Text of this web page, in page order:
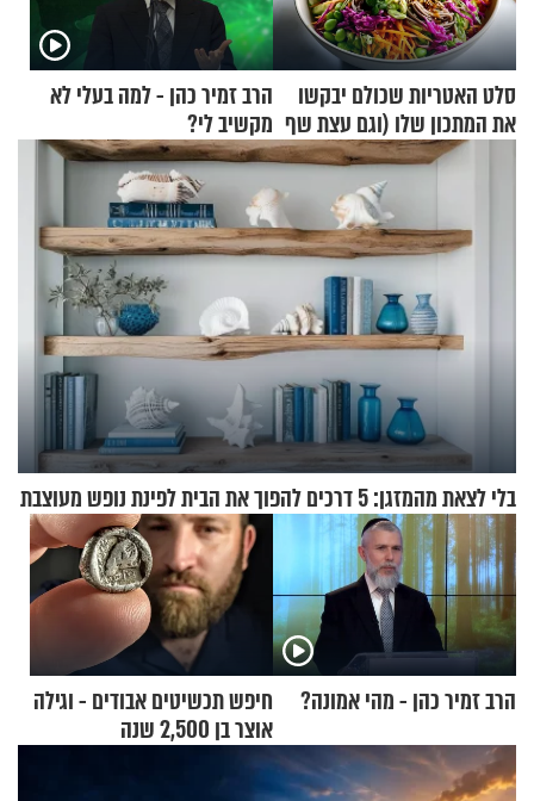
סלט האטריות שכולם יבקשו
את המתכון שלו (וגם עצת שף
להגשת הרוטב)
הרב זמיר כהן - למה בעלי לא
מקשיב לי?
בלי לצאת מהמזגן: 5 דרכים להפוך את הבית לפינת נופש מעוצבת
הרב זמיר כהן - מהי אמונה?
חיפש תכשיטים אבודים - וגילה
אוצר בן 2,500 שנה